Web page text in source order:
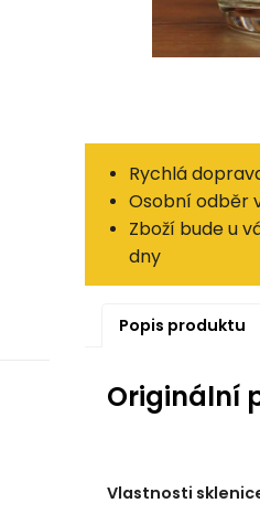
Rychlá
Osobní odběr
Zboží bude u
dny
Popis produktu
Originální
Vlastnosti